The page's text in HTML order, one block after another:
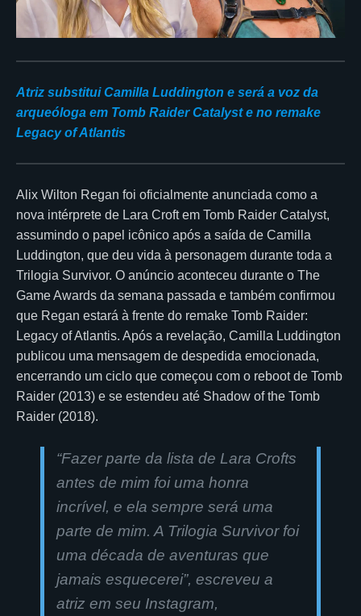
Atriz substitui Camilla Luddington e será a voz da
arqueóloga em Tomb Raider Catalyst e no remake
Legacy of Atlantis
Alix Wilton Regan foi oficialmente anunciada como a
nova intérprete de Lara Croft em Tomb Raider Catalyst,
assumindo o papel icônico após a saída de Camilla
Luddington, que deu vida à personagem durante toda a
Trilogia Survivor. O anúncio aconteceu durante o The
Game Awards da semana passada e também confirmou
que Regan estará à frente do remake Tomb Raider:
Legacy of Atlantis. Após a revelação, Camilla Luddington
publicou uma mensagem de despedida emocionada,
encerrando um ciclo que começou com o reboot de Tomb
Raider (2013) e se estendeu até Shadow of the Tomb
Raider (2018).
“Fazer parte da lista de Lara Crofts
antes de mim foi uma honra
incrível, e ela sempre será uma
parte de mim. A Trilogia Survivor foi
uma década de aventuras que
jamais esquecerei”, escreveu a
atriz em seu Instagram,